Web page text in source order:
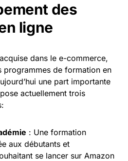
des
ligne
dans le e-commerce,
programmes de formation en
une part importante
actuellement trois
: Une formation
aux débutants et
se lancer sur Amazon